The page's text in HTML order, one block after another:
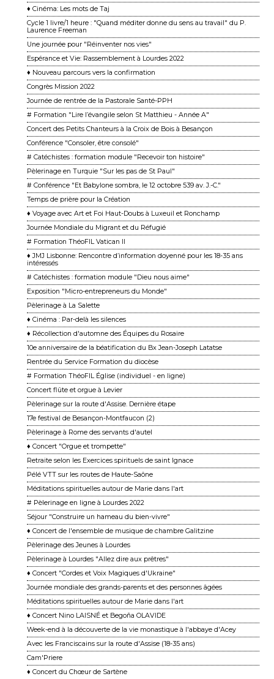
♦ Cinéma: Les mots de Taj
Cycle 1 livre/1 heure : "Quand méditer donne du sens au travail" du P.
Laurence Freeman
Une journée pour "Réinventer nos vies"
Espérance et Vie: Rassemblement à Lourdes 2022
♦ Nouveau parcours vers la confirmation
Congrès Mission 2022
Journée de rentrée de la Pastorale Santé-PPH
# Formation "Lire l’évangile selon St Matthieu - Année A"
Concert des Petits Chanteurs à la Croix de Bois à Besançon
Conférence "Consoler, être consolé"
# Catéchistes : formation module "Recevoir ton histoire"
Pèlerinage en Turquie "Sur les pas de St Paul"
# Conférence "Et Babylone sombra, le 12 octobre 539 av. J.-C."
Temps de prière pour la Création
♦ Voyage avec Art et Foi Haut-Doubs à Luxeuil et Ronchamp
Journée Mondiale du Migrant et du Réfugié
# Formation ThéoFIL Vatican II
♦ JMJ Lisbonne: Rencontre d’information doyenné pour les 18-35 ans
intéressés
# Catéchistes : formation module "Dieu nous aime"
Exposition "Micro-entrepreneurs du Monde"
Pèlerinage à La Salette
♦ Cinéma : Par-delà les silences
♦ Récollection d'automne des Équipes du Rosaire
10e anniversaire de la béatification du Bx Jean-Joseph Latatse
Rentrée du Service Formation du diocèse
# Formation ThéoFIL Église (individuel - en ligne)
Concert flûte et orgue à Levier
Pèlerinage sur la route d'Assise. Dernière étape
17e festival de Besançon-Montfaucon (2)
Pèlerinage à Rome des servants d'autel
♦ Concert "Orgue et trompette"
Retraite selon les Exercices spirituels de saint Ignace
Pélé VTT sur les routes de Haute-Saône
Méditations spirituelles autour de Marie dans l'art
# Pèlerinage en ligne à Lourdes 2022
Séjour "Construire un hameau du bien-vivre"
♦ Concert de l'ensemble de musique de chambre Galitzine
Pèlerinage des Jeunes à Lourdes
Pèlerinage à Lourdes "Allez dire aux prêtres"
♦ Concert "Cordes et Voix Magiques d'Ukraine"
Journée mondiale des grands-parents et des personnes âgées
Méditations spirituelles autour de Marie dans l'art
♦ Concert Nino LAISNÉ et Begoña OLAVIDE
Week-end à la découverte de la vie monastique à l'abbaye d'Acey
Avec les Franciscains sur la route d'Assise (18-35 ans)
Cam'Priere
♦ Concert du Chœur de Sartène